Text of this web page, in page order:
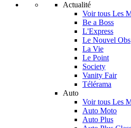
Actualité
Voir tous Les
Be a Boss
L'Express
Le Nouvel Obs
La Vie
Le Point
Society
Vanity Fair
Télérama
Auto
Voir tous Les
Auto Moto
Auto Plus